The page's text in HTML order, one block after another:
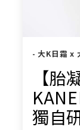
- 大K日霜 x
【
獨自